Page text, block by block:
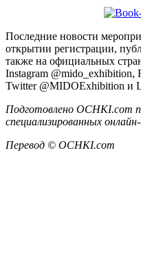
Последние новости
открытии регистрации,
также на официальных
Instagram
Twitter @MIDOExhibition и
Подготовлено OCHKI.com
специализированных
Перевод © OCHKI.com